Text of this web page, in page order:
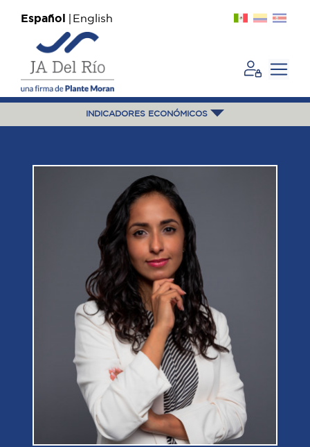
Español English
INDICADORES ECONÓMICOS